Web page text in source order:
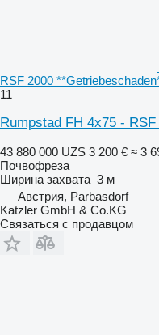
RSF 2000
11
Rumpstad FH 4x75 -
43 880 000 UZS 3 200 € ≈ 3
Почвофреза
Ширина захвата 3 м
Австрия, Parbasdorf
Katzler GmbH & Co.KG
Связаться с продавцом